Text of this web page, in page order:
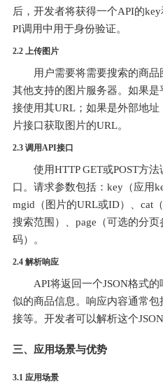
后，开发者将获得一个API的
PI调用中用于身份验证。
2.2 上传图片
用户需要将需要搜索的商
其他支持的图片服务器。如果
接使用其URL；如果是外部地
片接口获取图片的URL。
2.3 调用API接口
使用HTTP GET或POST方
口。请求参数包括：key（应用
mgid（图片的URL或ID）、cat
搜索范围）、page（可选的分
码）。
2.4 解析响应
API将返回一个JSON格式
似的商品信息。响应内容通常
接等。开发者可以解析这个
三、应用场景与优势
3.1 应用场景